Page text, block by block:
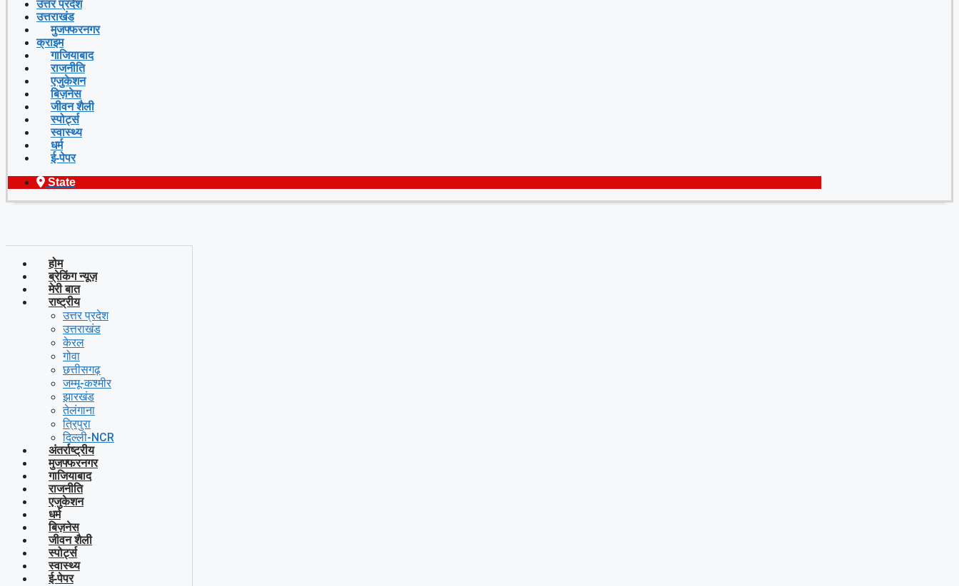
उत्तर प्रदेश
उत्तराखंड
मुजफ्फरनगर
क्राइम
गाजियाबाद
राजनीति
एजुकेशन
बिज़नेस
जीवन शैली
स्पोर्ट्स
स्वास्थ्य
धर्म
ई-पेपर
State
होम
ब्रेकिंग न्यूज़
मेरी बात
राष्ट्रीय
उत्तर प्रदेश
उत्तराखंड
केरल
गोवा
छत्तीसगढ़
जम्मू-कश्मीर
झारखंड
तेलंगाना
त्रिपुरा
दिल्ली-NCR
अंतर्राष्ट्रीय
मुजफ्फरनगर
गाजियाबाद
राजनीति
एजुकेशन
धर्म
बिज़नेस
जीवन शैली
स्पोर्ट्स
स्वास्थ्य
ई-पेपर